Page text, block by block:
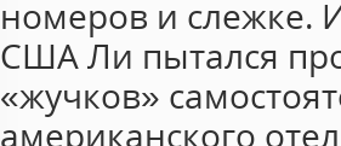
номеров и слежке.
США Ли пытался
«жучков»
американского